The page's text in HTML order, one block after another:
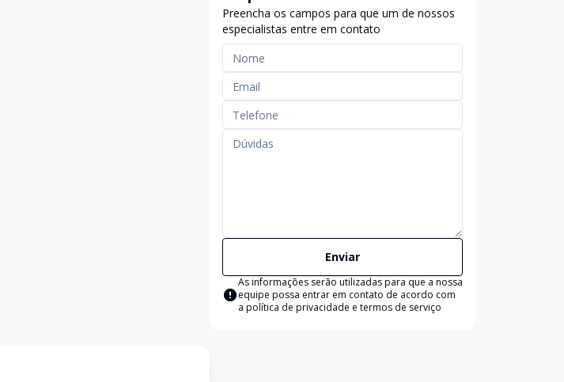
Preencha os campos para que um de nossos
especialistas entre em contato
Enviar
As informações serão utilizadas para que a nossa
equipe possa entrar em contato de acordo com
a política de privacidade e termos de serviço